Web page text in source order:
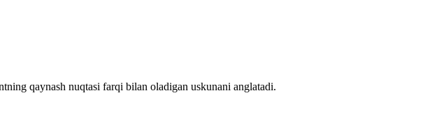
qaynash nuqtasi farqi bilan oladigan uskunani anglatadi.